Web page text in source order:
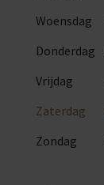
Woensdag
Donderdag
Vrijdag
Zaterdag
Zondag